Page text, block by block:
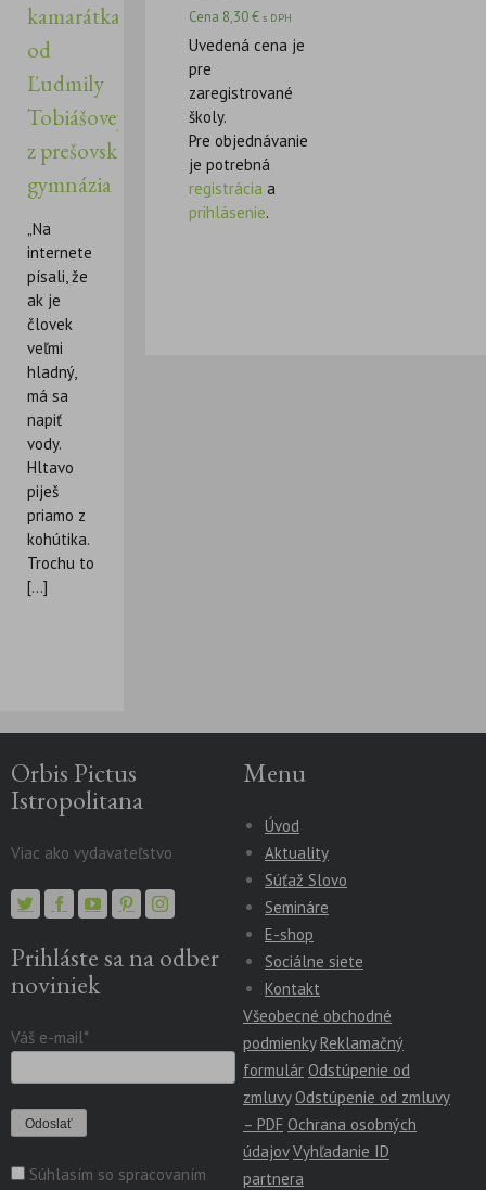
kamarátka
od
Ľudmily
Tobiášovej
z prešovského
gymnázia
„Na
internete
písali, že
ak je
človek
veľmi
hladný,
má sa
napiť
vody.
Hltavo
piješ
priamo z
kohútika.
Trochu to
[...]
Cena 8,30€ s DPH
Uvedená cena je
pre
zaregistrované
školy.
Pre objednávanie
je potrebná
registrácia a
prihlásenie.
Orbis Pictus
Istropolitana
Viac ako vydavateľstvo
Prihláste sa na odber
noviniek
Váš e-mail*
Súhlasím so spracovaním
Menu
Úvod
Aktuality
Súťaž Slovo
Semináre
E-shop
Sociálne siete
Kontakt
Všeobecné obchodné
podmienky Reklamačný
formulár Odstúpenie od
zmluvy Odstúpenie od zmluvy
– PDF Ochrana osobných
údajov Vyhľadanie ID
partnera